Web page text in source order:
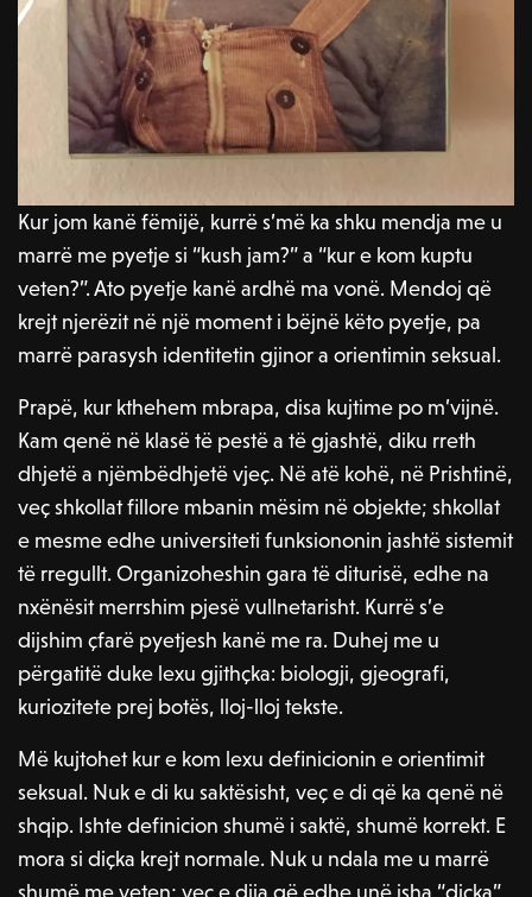
Kur jom kanë fëmijë, kurrë s’më ka shku mendja me u
marrë me pyetje si “kush jam?” a “kur e kom kuptu
veten?”. Ato pyetje kanë ardhë ma vonë. Mendoj që
krejt njerëzit në një moment i bëjnë këto pyetje, pa
marrë parasysh identitetin gjinor a orientimin seksual.
Prapë, kur kthehem mbrapa, disa kujtime po m’vijnë.
Kam qenë në klasë të pestë a të gjashtë, diku rreth
dhjetë a njëmbëdhjetë vjeç. Në atë kohë, në Prishtinë,
veç shkollat fillore mbanin mësim në objekte; shkollat
e mesme edhe universiteti funksiononin jashtë sistemit
të rregullt. Organizoheshin gara të diturisë, edhe na
nxënësit merrshim pjesë vullnetarisht. Kurrë s’e
dijshim çfarë pyetjesh kanë me ra. Duhej me u
përgatitë duke lexu gjithçka: biologji, gjeografi,
kuriozitete prej botës, lloj-lloj tekste.
Më kujtohet kur e kom lexu definicionin e orientimit
seksual. Nuk e di ku saktësisht, veç e di që ka qenë në
shqip. Ishte definicion shumë i saktë, shumë korrekt. E
mora si diçka krejt normale. Nuk u ndala me u marrë
shumë me veten; veç e dija që edhe unë isha “diçka”